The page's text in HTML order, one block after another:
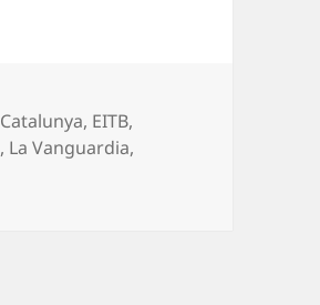
Catalunya, EITB,
, La Vanguardia,